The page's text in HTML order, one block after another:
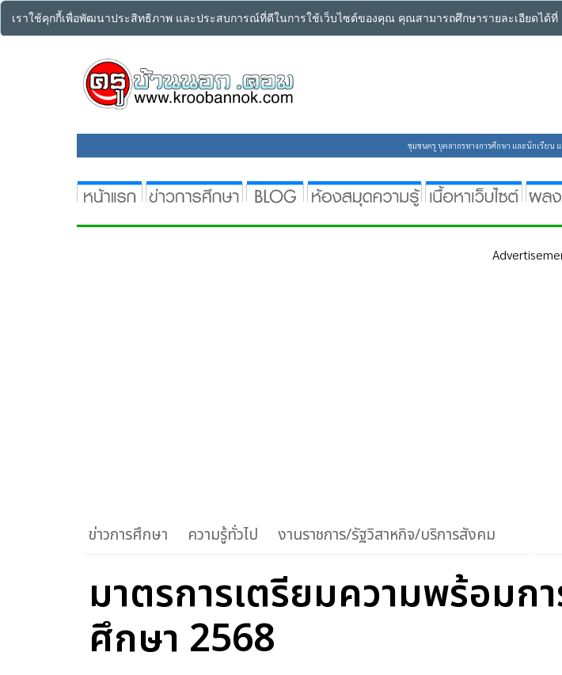
เราใช้คุกกี้เพื่อพัฒนาประสิทธิภาพ และประสบการณ์ที่ดีในการใช้เว็บไซต์ของคุณ คุณสามารถศึกษารายละเอียดได้ที่
ชุมชนครู บุคลากรทางการศึกษา และนักเรียน
ข่าวการศึกษา ความรู้ทั่วไป งานราชการ/รัฐวิสาหกิจ/บริการสังคม
มาตรการเตรียมความพร้อมก
ศึกษา 2568